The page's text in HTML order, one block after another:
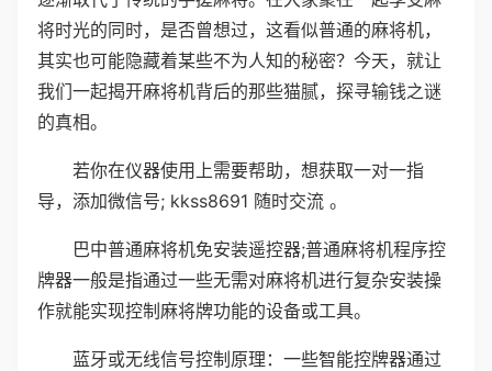
将时光的同时，是否曾想过，这看似普通的麻将机，
其实也可能隐藏着某些不为人知的秘密？今天，就让
我们一起揭开麻将机背后的那些猫腻，探寻输钱之谜
的真相。
若你在仪器使用上需要帮助，想获取一对一指
导，添加微信号; kkss8691 随时交流 。
巴中普通麻将机免安装遥控器;普通麻将机程序控
牌器一般是指通过一些无需对麻将机进行复杂安装操
作就能实现控制麻将牌功能的设备或工具。
蓝牙或无线信号控制原理：一些智能控牌器通过